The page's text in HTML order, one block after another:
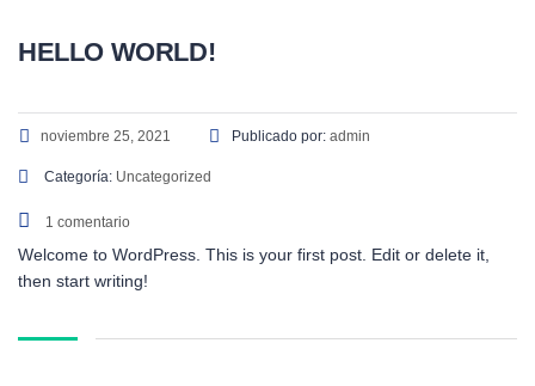
HELLO WORLD!
noviembre 25, 2021 Publicado por: admin
Categoría: Uncategorized
1 comentario
Welcome to WordPress. This is your first post. Edit or delete it,
then start writing!